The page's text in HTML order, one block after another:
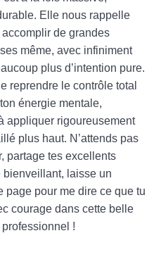
Elle nous rappelle
de grandes
même, avec infiniment
plus d’intention pure.
reprendre le contrôle total
énergie mentale,
appliquer rigoureusement
plus haut. N’attends pas
partage tes excellents
bienveillant, laisse un
page pour me dire ce que tu
courage dans cette belle
!